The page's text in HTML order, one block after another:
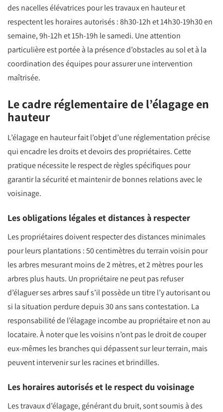
des nacelles élévatrices pour les travaux en hauteur et
respectent les horaires autorisés : 8h30-12h et 14h30-19h30 en
semaine, 9h-12h et 15h-19h le samedi. Une attention
particulière est portée à la présence d’obstacles au sol et à la
coordination des équipes pour assurer une intervention
maîtrisée.
Le cadre réglementaire de l’élagage en
hauteur
L’élagage en hauteur fait l’objet d’une réglementation précise
qui encadre les droits et devoirs des propriétaires. Cette
pratique nécessite le respect de règles spécifiques pour
garantir la sécurité et maintenir de bonnes relations avec le
voisinage.
Les obligations légales et distances à respecter
Les propriétaires doivent respecter des distances minimales
pour leurs plantations : 50 centimètres du terrain voisin pour
les arbres mesurant moins de 2 mètres, et 2 mètres pour les
arbres plus hauts. Un propriétaire ne peut pas refuser
d’élaguer ses arbres sauf s’il possède un titre l’y autorisant ou
si la situation perdure depuis 30 ans sans contestation. La
responsabilité de l’élagage incombe au propriétaire et non au
locataire. À noter que les voisins n’ont pas le droit de couper
eux-mêmes les branches qui dépassent sur leur terrain, mais
peuvent intervenir sur les racines et brindilles.
Les horaires autorisés et le respect du voisinage
Les travaux d’élagage, générant du bruit, sont soumis à des